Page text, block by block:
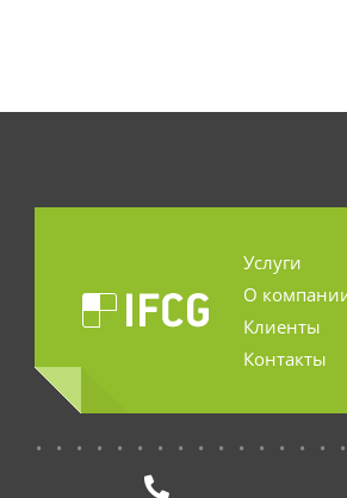
Услуги
О
Клиенты
Контакты